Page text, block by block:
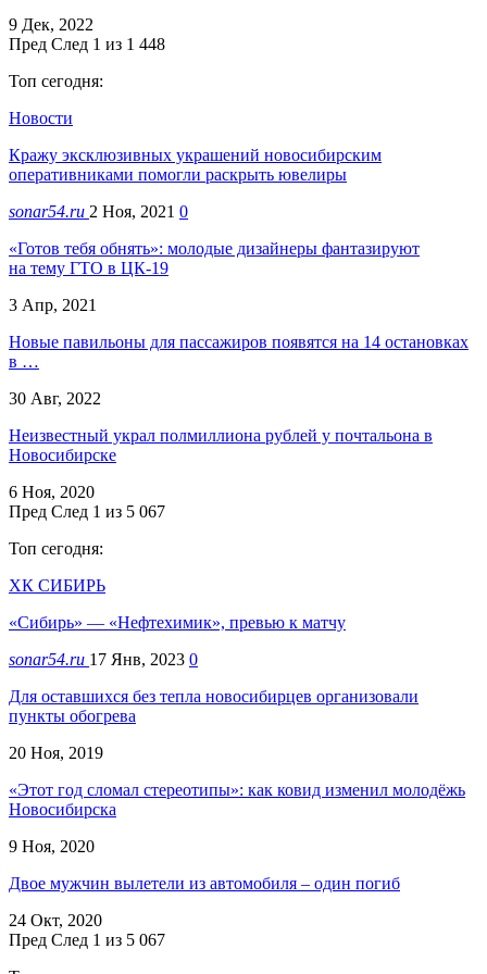
9 Дек, 2022
Пред След 1 из 1 448
Топ сегодня:
Новости
Кражу эксклюзивных украшений новосибирским
оперативниками помогли раскрыть ювелиры
sonar54.ru 2 Ноя, 2021 0
«Готов тебя обнять»: молодые дизайнеры фантазируют
на тему ГТО в ЦК-19
3 Апр, 2021
Новые павильоны для пассажиров появятся на 14 остановках
в …
30 Авг, 2022
Неизвестный украл полмиллиона рублей у почтальона в
Новосибирске
6 Ноя, 2020
Пред След 1 из 5 067
Топ сегодня:
ХК СИБИРЬ
«Сибирь» — «Нефтехимик», превью к матчу
sonar54.ru 17 Янв, 2023 0
Для оставшихся без тепла новосибирцев организовали
пункты обогрева
20 Ноя, 2019
«Этот год сломал стереотипы»: как ковид изменил молодёжь
Новосибирска
9 Ноя, 2020
Двое мужчин вылетели из автомобиля – один погиб
24 Окт, 2020
Пред След 1 из 5 067